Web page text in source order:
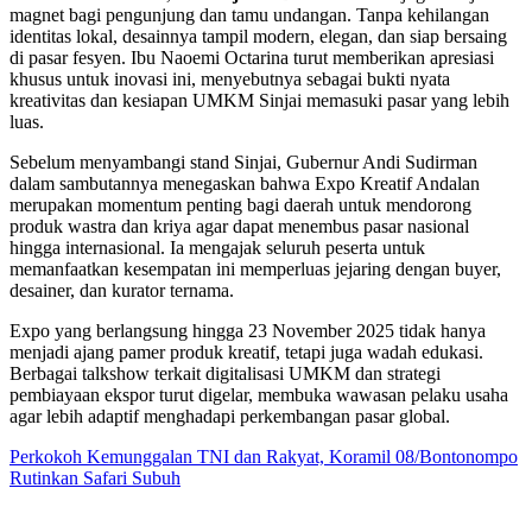
magnet bagi pengunjung dan tamu undangan. Tanpa kehilangan
identitas lokal, desainnya tampil modern, elegan, dan siap bersaing
di pasar fesyen. Ibu Naoemi Octarina turut memberikan apresiasi
khusus untuk inovasi ini, menyebutnya sebagai bukti nyata
kreativitas dan kesiapan UMKM Sinjai memasuki pasar yang lebih
luas.
Sebelum menyambangi stand Sinjai, Gubernur Andi Sudirman
dalam sambutannya menegaskan bahwa Expo Kreatif Andalan
merupakan momentum penting bagi daerah untuk mendorong
produk wastra dan kriya agar dapat menembus pasar nasional
hingga internasional. Ia mengajak seluruh peserta untuk
memanfaatkan kesempatan ini memperluas jejaring dengan buyer,
desainer, dan kurator ternama.
Expo yang berlangsung hingga 23 November 2025 tidak hanya
menjadi ajang pamer produk kreatif, tetapi juga wadah edukasi.
Berbagai talkshow terkait digitalisasi UMKM dan strategi
pembiayaan ekspor turut digelar, membuka wawasan pelaku usaha
agar lebih adaptif menghadapi perkembangan pasar global.
Perkokoh Kemunggalan TNI dan Rakyat, Koramil 08/Bontonompo
Rutinkan Safari Subuh